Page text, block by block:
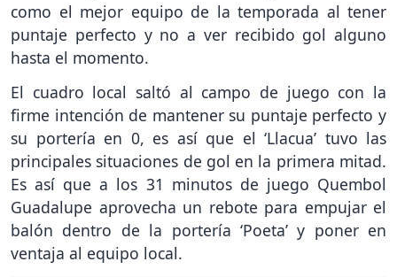
como el mejor equipo de la temporada al tener
puntaje perfecto y no a ver recibido gol alguno
hasta el momento.
El cuadro local saltó al campo de juego con la
firme intención de mantener su puntaje perfecto y
su portería en 0, es así que el ‘Llacua’ tuvo las
principales situaciones de gol en la primera mitad.
Es así que a los 31 minutos de juego Quembol
Guadalupe aprovecha un rebote para empujar el
balón dentro de la portería ‘Poeta’ y poner en
ventaja al equipo local.